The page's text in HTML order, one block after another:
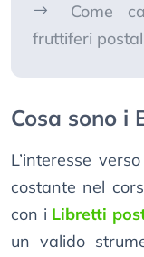
Come
fruttiferi
Cosa sono i
L’interesse
costante nel
con i Libretti
un valido